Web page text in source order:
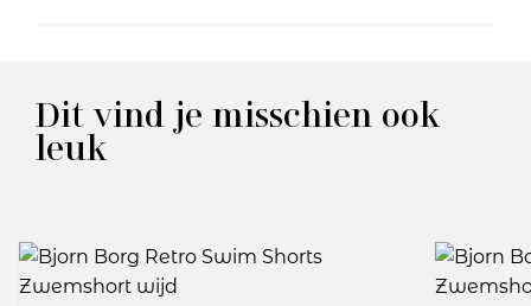
Dit vind je misschien ook
leuk